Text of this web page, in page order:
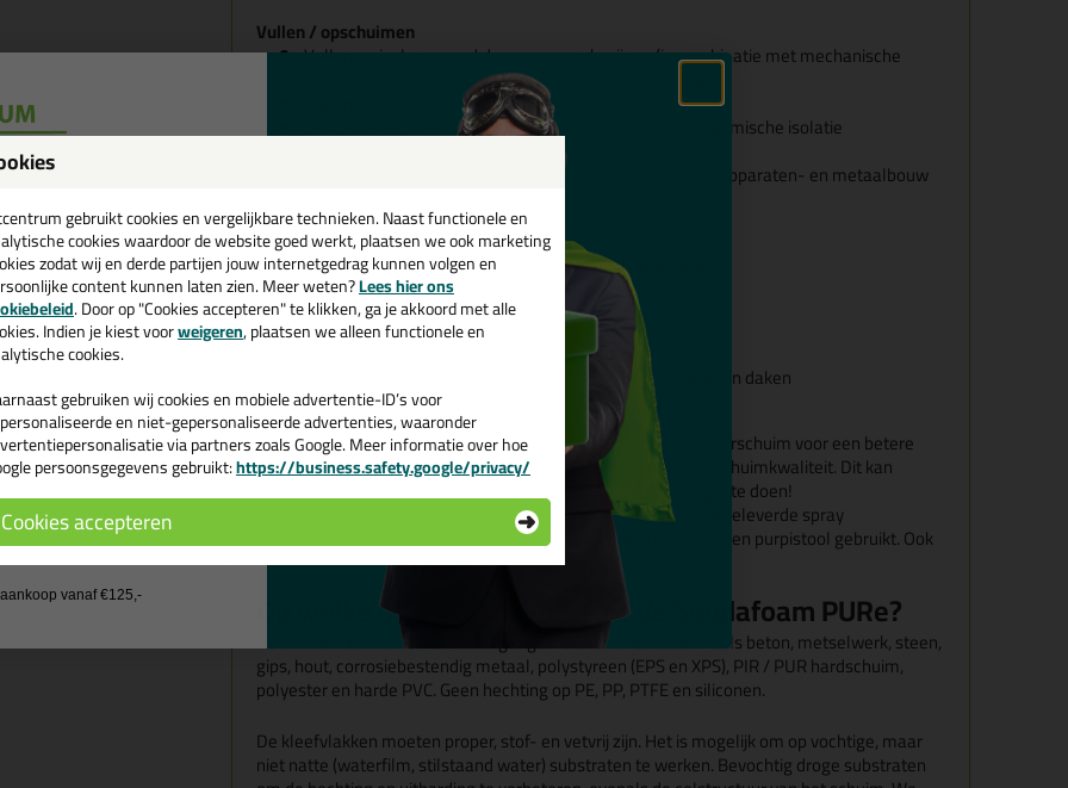
Vullen / opschuimen
Vullen en isoleren rond deur- en raamkozijnen (in combinatie met mechanische
Vullen van holle ruimtes
Opschuimen van holle ruimtes en voegen in externe thermische isolatie
Opschuimen van diverse holle ruimten in apparaten en apparaten- en metaalbouw
Isoleren
Isoleren van raam- en deurkozijnen en vensterbanken
Isoleren in ruimtes met vereisten voor brandveiligheid!
Afdichten
Afdichten van alle openingen in dakconstructies
Afdichten van horizontale en verticale voegen in muren en daken
Tips💡
Bevochtig de ondergrond vóór het aanbrengen van de purschuim voor een betere
celstructuur, betere hechting en een algemeen betere schuimkwaliteit. Dit kan
makkelijk door een beetje water in een lege spray flacon te doen!
purpistool nodig. Je kan ook de bijgeleverde spray
nozzle gebruiken. Wel is het eindresultaat mooier als je een purpistool gebruikt. Ook
werkt dit fijner bij diverse situaties.
Op welke ondergronden hecht de Soudafoam PURe?
De Soudafoam PURe hecht alle gangbare bouwsubstraten zoals beton, metselwerk, steen,
gips, hout, corrosiebestendig metaal, polystyreen (EPS en XPS), PIR / PUR hardschuim,
polyester en harde PVC. Geen hechting op PE, PP, PTFE en siliconen.
De kleefvlakken moeten proper, stof- en vetvrij zijn. Het is mogelijk om op vochtige, maar
niet natte (waterfilm, stilstaand water) substraten te werken. Bevochtig droge substraten
gebruikt cookies en vergelijkbare technieken. Naast functionele en
cookies waardoor de website goed werkt, plaatsen we ook marketing
zodat wij en derde partijen jouw internetgedrag kunnen volgen en
content kunnen laten zien. Meer weten?Lees hier ons
. Door op "Cookies accepteren" te klikken, ga je akkoord met alle
Indien je kiest voorweigeren, plaatsen we alleen functionele en
cookies.
gebruiken wij cookies en mobiele advertentie-ID’s voor
en niet-gepersonaliseerde advertenties, waaronder
via partners zoals Google. Meer informatie over hoe
persoonsgegevens gebruikt:https://business.safety.google/privacy/
Cookies accepteren
💚
en ontvang een
€35,-bij je eerste bestelling!
de actiecode ›
geen cadeau
vanaf €125,-